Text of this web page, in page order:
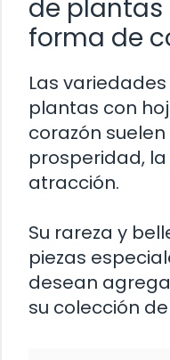
de plantas
forma de
Las
plantas con
corazón
prosperidad,
atracción.
Su rareza y
piezas
desean
su colección